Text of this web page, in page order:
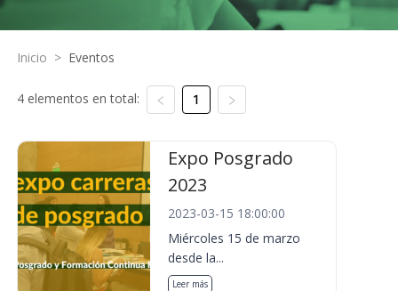
Inicio > Eventos
4 elementos en total: 1
Expo Posgrado
2023
2023-03-15 18:00:00
Miércoles 15 de marzo
desde la...
Leer más